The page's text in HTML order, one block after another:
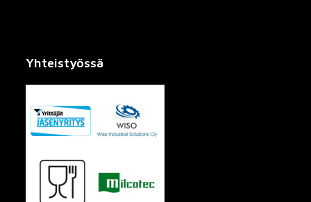
Yhteistyössä